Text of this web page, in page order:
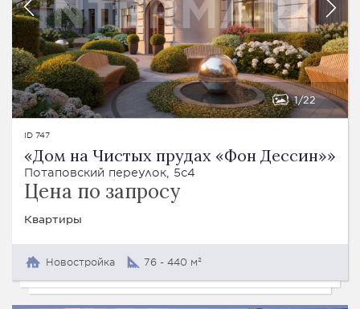
1 22
ID 747
«Дом на Чистых прудах «Фон Дессин»»
Потаповский переулок, 5с4
Цена по запросу
Квартиры
Новостройка 76 - 440 м²